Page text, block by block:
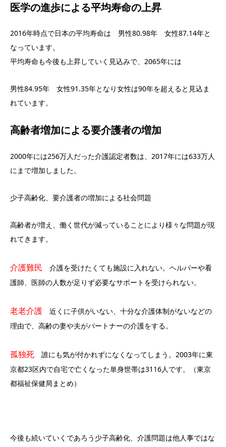
医学の進歩による平均寿命の上昇
2016年時点で日本の平均寿命は 男性80.98年 女性87.14年と
なっています。
平均寿命も今後も上昇していく見込みで、2065年には
男性84.95年 女性91.35年となり女性は90年を超えると見込ま
れています。
高齢者増加による要介護者の増加
2000年には256万人だった介護認定者数は、2017年には633万人
にまで増加しました。
少子高齢化、要介護者の増加による社会問題
高齢者が増え、働く世代が減っていることにより様々な問題が現
れてきます。
介護難民 介護を受けたくても施設に入れない。ヘルパーや看
護師、医師の人数が足りず必要なサポートを受けられない。
老老介護 近くに子供がいない、十分な介護体制がないなどの
理由で、高齢の妻や夫がパートナーの介護をする。
孤独死 誰にも気が付かれずになくなってしまう。2003年に東
京都23区内で自宅で亡くなった単身世帯は3116人です。（東京
都福祉保健局まとめ）
今後も続いていくであろう少子高齢化、介護問題は他人事ではな